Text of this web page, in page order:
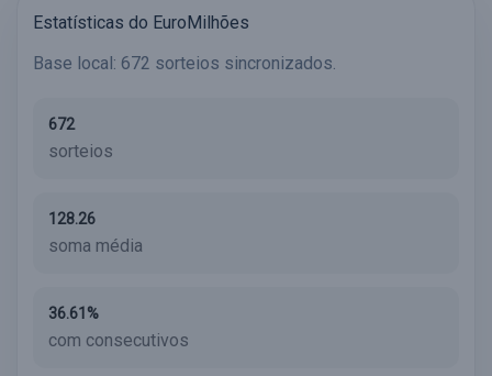
Estatísticas do EuroMilhões
Base local: 672 sorteios sincronizados.
672
sorteios
128.26
soma média
36.61%
com consecutivos